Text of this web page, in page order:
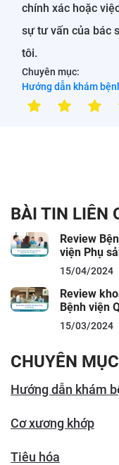
chính xác hoặc
sự tư vấn của bác
tôi.
Chuyên mục:
Hướng dẫn khám
BÀI TIN LIÊN
Review
viện Phụ
Thiện An:
giá, Bác sĩ,
vụ
15/04/2024
Review
Bệnh viện
tế City có tốt
không?
15/03/2024
CHUYÊN
Hướng dẫn khám
Cơ xương khớp
Tiêu hóa